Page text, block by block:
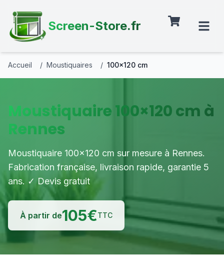
Screen-Store.fr
Accueil / Moustiquaires / 100×120 cm
Moustiquaire 100×120 cm à
Rennes
Moustiquaire 100×120 cm sur mesure à Rennes.
Fabrication française, livraison rapide, garantie 5
ans. ✓ Devis gratuit
À partir de105€TTC